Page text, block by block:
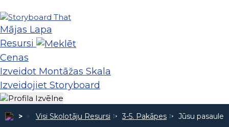
Mājas Lapa
Resursi
Cenas
Izveidot Montāžas Skala
Izveidojiet Storyboard
Visi Skolotāju Resursi 3-5. Pakāpes Jūsu pasaule